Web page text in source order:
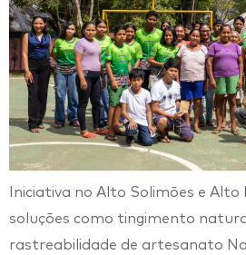
Iniciativa no Alto Solimões e Alto
soluções como tingimento
rastreabilidade de artesanato